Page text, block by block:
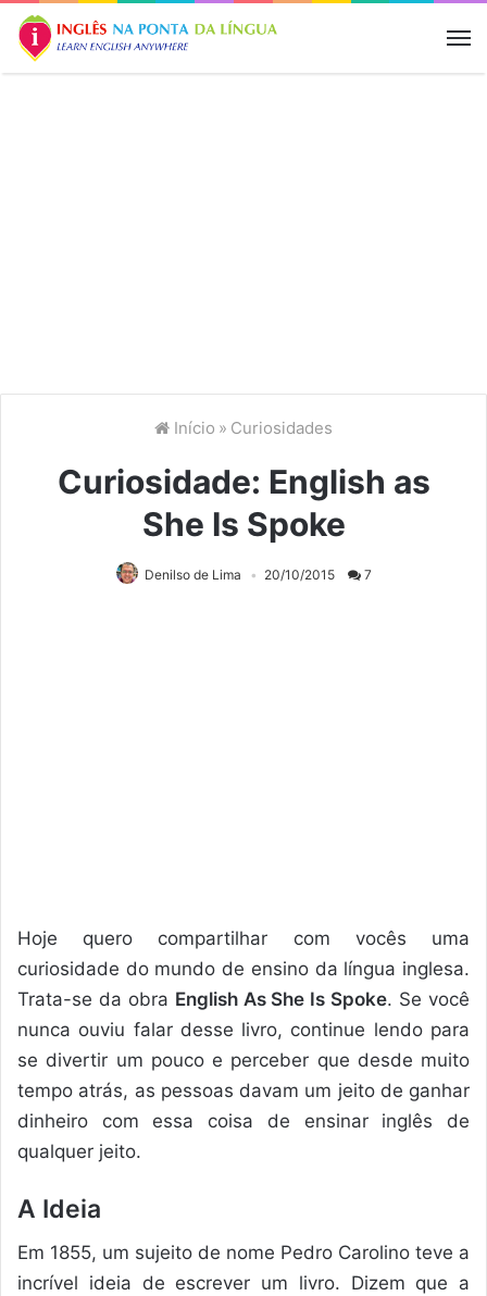
Início » Curiosidades
Curiosidade: English as
She Is Spoke
Denilso de Lima 20/10/2015 7
Hoje quero compartilhar com vocês uma
curiosidade do mundo de ensino da língua inglesa.
Trata-se da obra English As She Is Spoke. Se você
nunca ouviu falar desse livro, continue lendo para
se divertir um pouco e perceber que desde muito
tempo atrás, as pessoas davam um jeito de ganhar
dinheiro com essa coisa de ensinar inglês de
qualquer jeito.
A Ideia
Em 1855, um sujeito de nome Pedro Carolino teve a
incrível ideia de escrever um livro. Dizem que a